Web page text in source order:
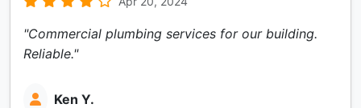
"Commercial plumbing services for our building.
Reliable."
Ken Y.